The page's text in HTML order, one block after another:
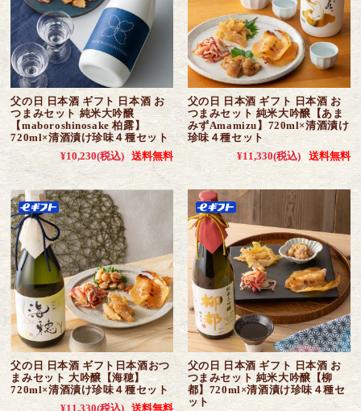
父の日 日本酒 ギフト 日本酒 お
つまみセット 純米大吟醸
【maboroshinosake 柏露】
720ml×清酒漬け珍味４種セット
¥10,230(税込) 送料無料
父の日 日本酒 ギフト 日本酒 お
つまみセット 純米大吟醸【あま
みずAmamizu】720ml×清酒漬け
珍味４種セット
¥11,330(税込) 送料無料
父の日 日本酒 ギフト日本酒おつ
まみセット 大吟醸【海穂】
720ml×清酒漬け珍味４種セット
¥11,330(税込) 送料無料
父の日 日本酒 ギフト 日本酒 お
つまみセット 純米大吟醸【柳
都】720ml×清酒漬け珍味４種セ
ット